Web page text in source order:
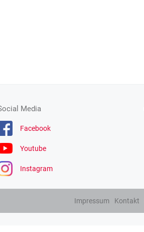
Media
Facebook
Youtube
Instagram
Impressum Kontakt